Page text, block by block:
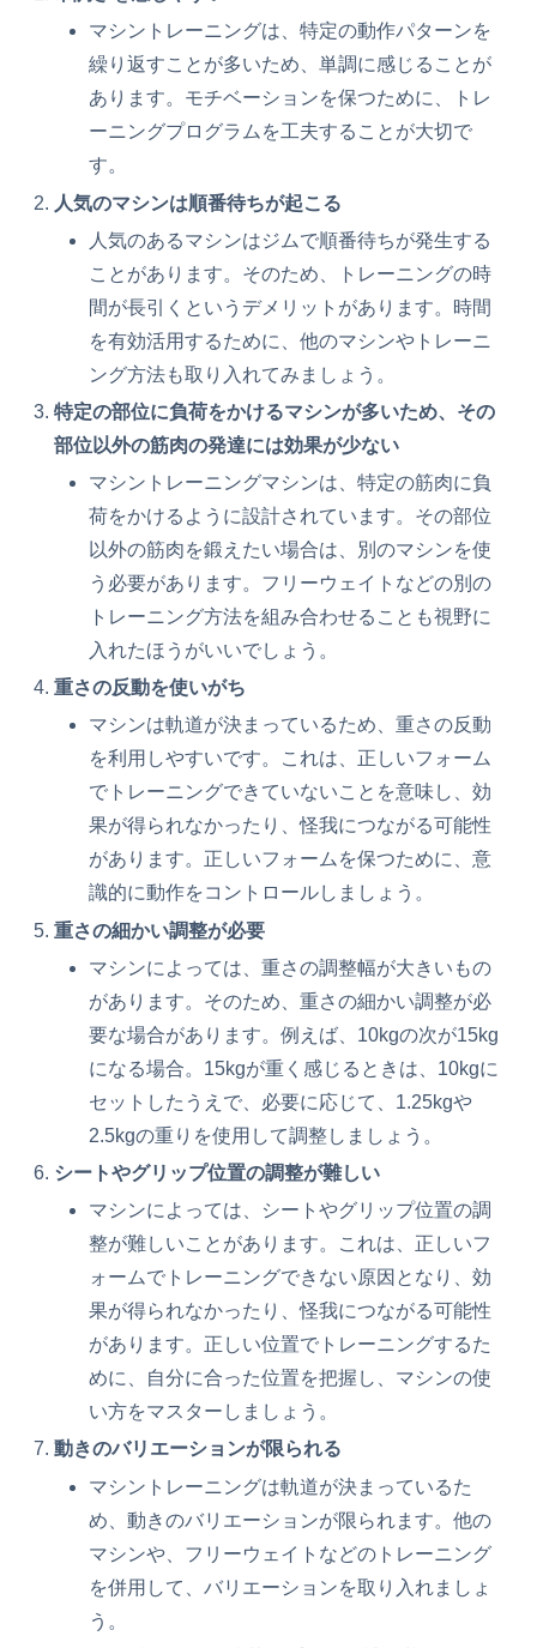
マシントレーニングは、特定の動作パターンを
繰り返すことが多いため、単調に感じることが
あります。モチベーションを保つために、トレ
ーニングプログラムを工夫することが大切で
す。
人気のマシンは順番待ちが起こる
人気のあるマシンはジムで順番待ちが発生する
ことがあります。そのため、トレーニングの時
間が長引くというデメリットがあります。時間
を有効活用するために、他のマシンやトレーニ
ング方法も取り入れてみましょう。
特定の部位に負荷をかけるマシンが多いため、その
部位以外の筋肉の発達には効果が少ない
マシントレーニングマシンは、特定の筋肉に負
荷をかけるように設計されています。その部位
以外の筋肉を鍛えたい場合は、別のマシンを使
う必要があります。フリーウェイトなどの別の
トレーニング方法を組み合わせることも視野に
入れたほうがいいでしょう。
重さの反動を使いがち
マシンは軌道が決まっているため、重さの反動
を利用しやすいです。これは、正しいフォーム
でトレーニングできていないことを意味し、効
果が得られなかったり、怪我につながる可能性
があります。正しいフォームを保つために、意
識的に動作をコントロールしましょう。
重さの細かい調整が必要
マシンによっては、重さの調整幅が大きいもの
があります。そのため、重さの細かい調整が必
要な場合があります。例えば、10kgの次が15kg
になる場合。15kgが重く感じるときは、10kgに
セットしたうえで、必要に応じて、1.25kgや
2.5kgの重りを使用して調整しましょう。
シートやグリップ位置の調整が難しい
マシンによっては、シートやグリップ位置の調
整が難しいことがあります。これは、正しいフ
ォームでトレーニングできない原因となり、効
果が得られなかったり、怪我につながる可能性
があります。正しい位置でトレーニングするた
めに、自分に合った位置を把握し、マシンの使
い方をマスターしましょう。
動きのバリエーションが限られる
マシントレーニングは軌道が決まっているた
め、動きのバリエーションが限られます。他の
マシンや、フリーウェイトなどのトレーニング
を併用して、バリエーションを取り入れましょ
う。